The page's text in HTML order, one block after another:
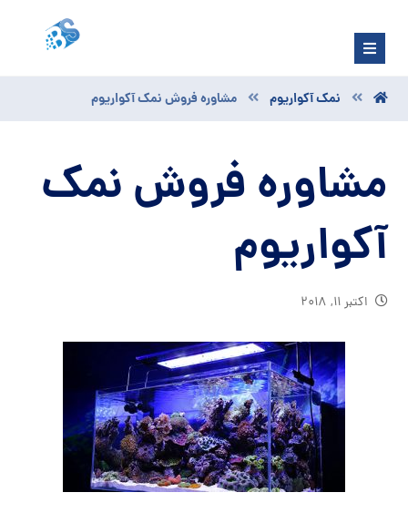
نمک آکواریوم مشاوره فروش نمک آکواریوم
مشاوره فروش نمک
آکواریوم
اکتبر ۱۱, ۲۰۱۸